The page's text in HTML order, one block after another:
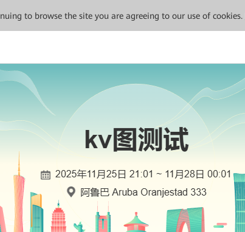
to browse the site you are agreeing to our use of cookies.